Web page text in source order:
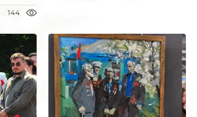
144